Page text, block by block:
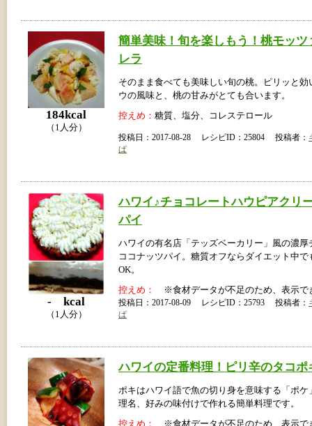
184kcal
（1人分）
簡単美味！旬を楽しもう！桃モッツ
レラ
そのまま食べても美味しい旬の桃。ピリッと効
ウの風味と、桃の甘みがとても合います。
控えめ： 糖質、塩分、コレステロール
投稿日：2017-08-28 レシピID：25804 投稿者：
ぱ
- kcal
（1人分）
ハワイ♪チョコレートハウピアクリ
パイ
ハワイの有名店「テッズベーカリー」風の濃厚
ココナッツパイ。糖質オフならダイエット中で
OK。
控えめ： ※食材データが不足のため、表示で
投稿日：2017-08-09 レシピID：25793 投稿者：
ぱ
ハワイの定番料理！ピリ辛のタコポ
ポキはハワイ語で魚の切り身を意味する「ポケ
理名、好みの味付けで作れる簡単料理です。
控えめ： ※食材データが不足のため、表示で